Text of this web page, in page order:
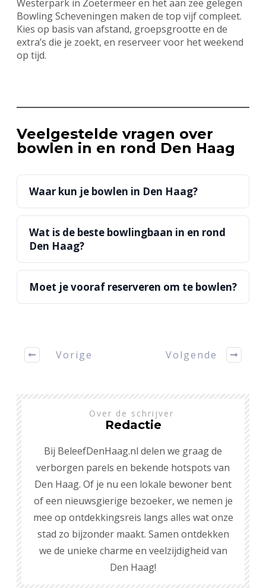
Westerpark in Zoetermeer en het aan zee gelegen
Bowling Scheveningen maken de top vijf compleet.
Kies op basis van afstand, groepsgrootte en de
extra’s die je zoekt, en reserveer voor het weekend
op tijd.
Veelgestelde vragen over
bowlen in en rond Den Haag
Waar kun je bowlen in Den Haag?
Wat is de beste bowlingbaan in en rond
Den Haag?
Moet je vooraf reserveren om te bowlen?
Vorige Volgende
Over de schrijver
Redactie
Bij BeleefDenHaag.nl delen we graag de
verborgen parels en bekende hotspots van
Den Haag. Of je nu een lokale bewoner bent
of een nieuwsgierige bezoeker, we nemen je
mee op ontdekkingsreis langs alles wat onze
stad zo bijzonder maakt. Samen ontdekken
we de unieke charme en veelzijdigheid van
Den Haag!